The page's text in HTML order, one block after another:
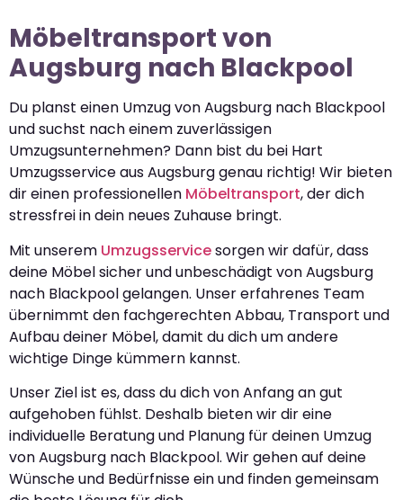
Möbeltransport von
Augsburg nach Blackpool
Du planst einen Umzug von Augsburg nach Blackpool
und suchst nach einem zuverlässigen
Umzugsunternehmen? Dann bist du bei Hart
Umzugsservice aus Augsburg genau richtig! Wir bieten
dir einen professionellen Möbeltransport, der dich
stressfrei in dein neues Zuhause bringt.
Mit unserem Umzugsservicesorgen wir dafür, dass
deine Möbel sicher und unbeschädigt von Augsburg
nach Blackpool gelangen. Unser erfahrenes Team
übernimmt den fachgerechten Abbau, Transport und
Aufbau deiner Möbel, damit du dich um andere
wichtige Dinge kümmern kannst.
Unser Ziel ist es, dass du dich von Anfang an gut
aufgehoben fühlst. Deshalb bieten wir dir eine
individuelle Beratung und Planung für deinen Umzug
von Augsburg nach Blackpool. Wir gehen auf deine
Wünsche und Bedürfnisse ein und finden gemeinsam